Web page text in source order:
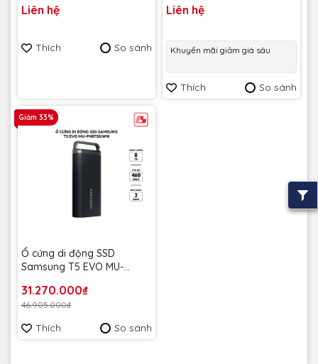
- Bảo hành 3 năm
Liên hệ
Thích So sánh
hành 3 năm
Liên hệ
Khuyến mãi giảm giá sâu
Thích So sánh
Giảm 33%
Ổ cứng di động SSD
Samsung T5 EVO MU-
- Bảo hành 3 năm
31.270.000₫
46.905.000₫
Thích So sánh